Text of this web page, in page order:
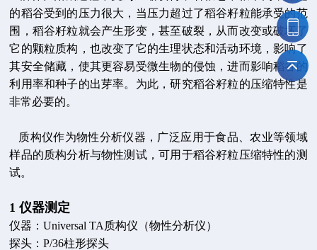
的稻谷受到的压力很大，当压力超过了稻谷籽粒能承受的范
围，稻谷籽粒就会产生形变，甚至破裂，从而改变或破坏了
它的颗粒质构，也改变了它的生理状态和活动环境，影响了
其安全储藏，使其更容易受微生物的侵蚀，进而影响稻谷的
利用率和种子的出芽率。为此，研究稻谷籽粒的压缩特性是
非常必要的。
质构仪作为物性分析仪器，广泛应用于食品、农业等领域
样品的质构分析与物性测试，可用于稻谷籽粒压缩特性的测
试。
1 仪器测定
仪器：Universal TA质构仪（物性分析仪）
探头：P/36柱形探头